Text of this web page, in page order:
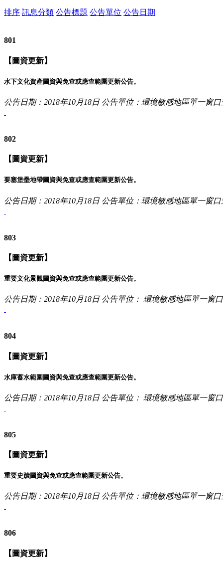
排序 訊息分類 公告標題 公告單位 公告日期
801
【圖資更新】
水下文化資產圖資與免查或應查範圍更新公告。
公告日期：2018年10月18日 公告單位：環境敏感地區單一窗
802
【圖資更新】
要塞堡壘地帶圖資與免查或應查範圍更新公告。
公告日期：2018年10月18日 公告單位：環境敏感地區單一窗
803
【圖資更新】
重要文化景觀圖資與免查或應查範圍更新公告。
公告日期：2018年10月18日 公告單位： 環境敏感地區單一窗
804
【圖資更新】
水庫蓄水範圍圖資與免查或應查範圍更新公告。
公告日期：2018年10月18日 公告單位： 環境敏感地區單一窗
805
【圖資更新】
重要史蹟圖資與免查或應查範圍更新公告。
公告日期：2018年10月18日 公告單位：環境敏感地區單一窗
806
【圖資更新】